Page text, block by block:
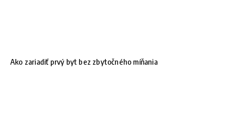
Ako zariadiť prvý byt bez zbytočného míňania